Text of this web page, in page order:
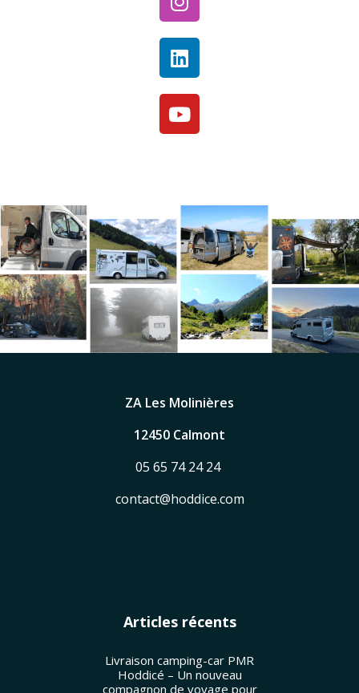
ZA Les Molinières
12450 Calmont
05 65 74 24 24
contact@hoddice.com
Articles récents
Livraison camping-car PMR
Hoddicé – Un nouveau
compagnon de voyage pour